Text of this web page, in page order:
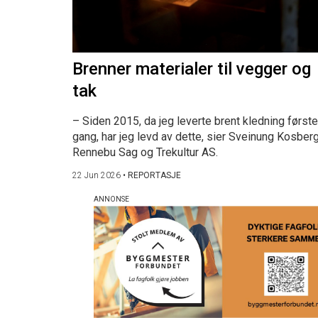
Brenner materialer til vegger og
tak
– Siden 2015, da jeg leverte brent kledning første
gang, har jeg levd av dette, sier Sveinung
Rennebu Sag og Trekultur AS.
22 Jun 2026 • REPORTASJE